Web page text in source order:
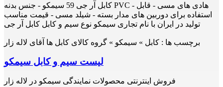
کابل آر جی 59 سیمکو - جنس بدنه PVC - هادی های مسی - قابل
استفاده برای دوربین های مدار بسته - شیلد مسی - قیمت مناسب
تولید در ایران با نام تجاری سیمکو نوع سیم و کابل کابل آر جی
برچسب ها : کابل » سیمکو » گروه کالای کابل ها آقای لاله زار
لیست سیم و کابل سیمکو
فروش اینترنتی محصولات نمایندگی سیمکو در لاله زار